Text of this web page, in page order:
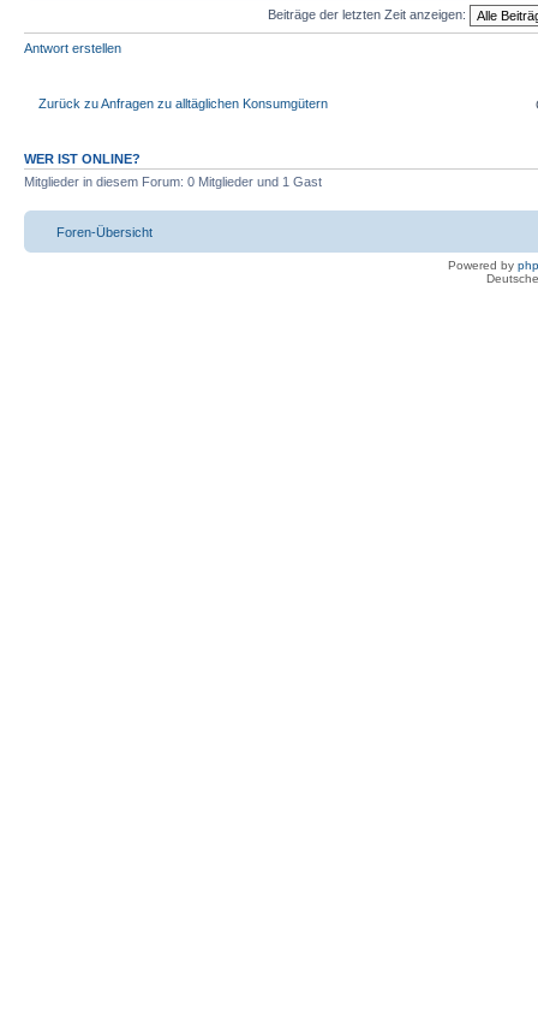
Beiträge der letzten Zeit anzeigen:
Antwort erstellen
Zurück zu Anfragen zu alltäglichen Konsumgütern
WER IST ONLINE?
Mitglieder in diesem Forum: 0 Mitglieder und 1 Gast
Foren-Übersicht
Powered by